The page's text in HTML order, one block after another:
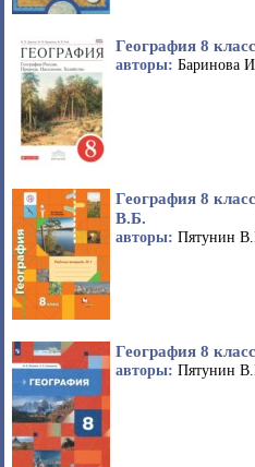
География 8
авторы: Баринова
География 8
В.Б.
авторы: Пятунин
География 8
авторы: Пятунин